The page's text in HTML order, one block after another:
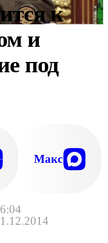
к
и
под
Макс